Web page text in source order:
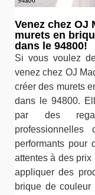
Venez chez OJ
murets en
dans le 94800!
Si vous voulez
venez chez OJ
créer des murets
dans le 94800.
par des
performants pour
attentes à des
appliquer des
brique de